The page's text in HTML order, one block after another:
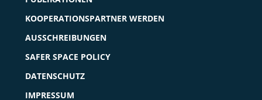
KOOPERATIONSPARTNER WERDEN
AUSSCHREIBUNGEN
SAFER SPACE POLICY
DATENSCHUTZ
IMPRESSUM